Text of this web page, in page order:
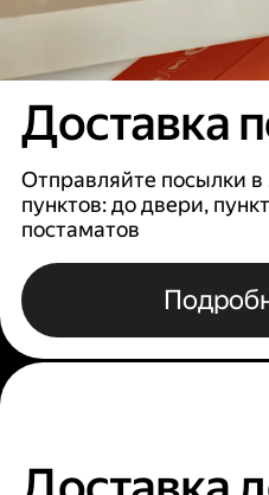
Доставка
Отправляйте посылки в
пунктов: до двери,
постаматов